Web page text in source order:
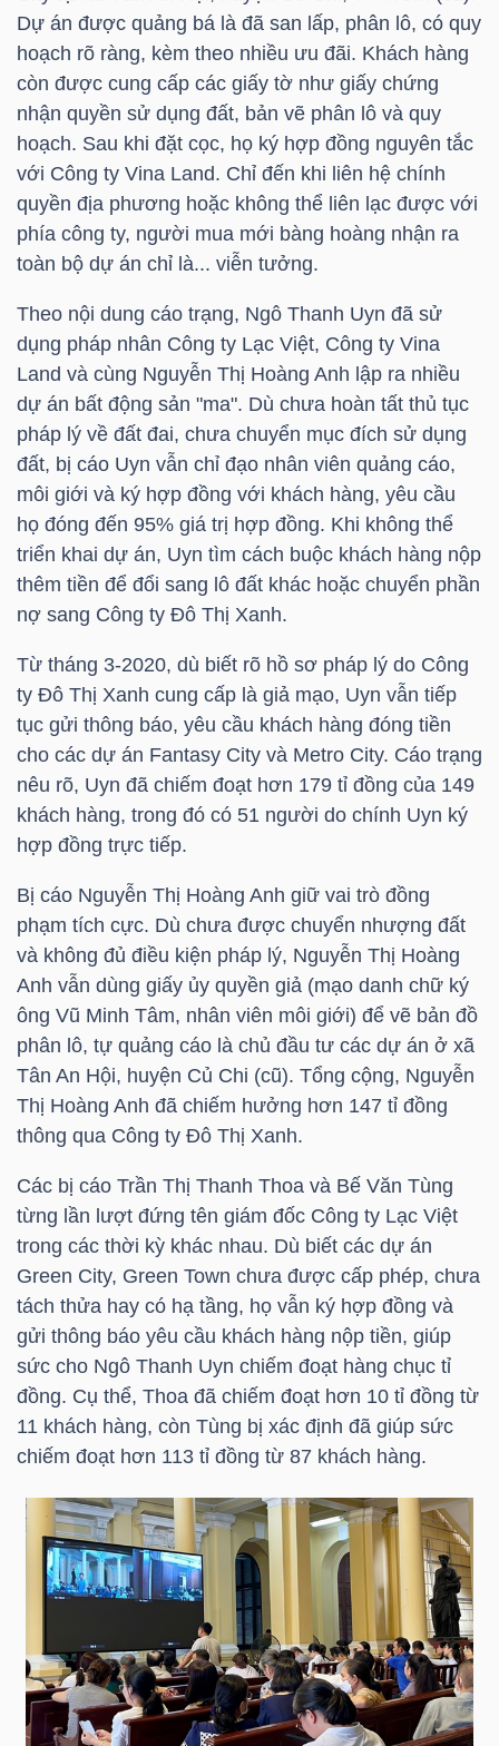
Dự án được quảng bá là đã san lấp, phân lô, có quy
hoạch rõ ràng, kèm theo nhiều ưu đãi. Khách hàng
còn được cung cấp các giấy tờ như giấy chứng
nhận quyền sử dụng đất, bản vẽ phân lô và quy
hoạch. Sau khi đặt cọc, họ ký hợp đồng nguyên tắc
với Công ty Vina Land. Chỉ đến khi liên hệ chính
quyền địa phương hoặc không thể liên lạc được với
phía công ty, người mua mới bàng hoàng nhận ra
toàn bộ dự án chỉ là... viễn tưởng.
Theo nội dung cáo trạng, Ngô Thanh Uyn đã sử
dụng pháp nhân Công ty Lạc Việt, Công ty Vina
Land và cùng Nguyễn Thị Hoàng Anh lập ra nhiều
dự án bất động sản "ma". Dù chưa hoàn tất thủ tục
pháp lý về đất đai, chưa chuyển mục đích sử dụng
đất, bị cáo Uyn vẫn chỉ đạo nhân viên quảng cáo,
môi giới và ký hợp đồng với khách hàng, yêu cầu
họ đóng đến 95% giá trị hợp đồng. Khi không thể
triển khai dự án, Uyn tìm cách buộc khách hàng nộp
thêm tiền để đổi sang lô đất khác hoặc chuyển phần
nợ sang Công ty Đô Thị Xanh.
Từ tháng 3-2020, dù biết rõ hồ sơ pháp lý do Công
ty Đô Thị Xanh cung cấp là giả mạo, Uyn vẫn tiếp
tục gửi thông báo, yêu cầu khách hàng đóng tiền
cho các dự án Fantasy City và Metro City. Cáo trạng
nêu rõ, Uyn đã chiếm đoạt hơn 179 tỉ đồng của 149
khách hàng, trong đó có 51 người do chính Uyn ký
hợp đồng trực tiếp.
Bị cáo Nguyễn Thị Hoàng Anh giữ vai trò đồng
phạm tích cực. Dù chưa được chuyển nhượng đất
và không đủ điều kiện pháp lý, Nguyễn Thị Hoàng
Anh vẫn dùng giấy ủy quyền giả (mạo danh chữ ký
ông Vũ Minh Tâm, nhân viên môi giới) để vẽ bản đồ
phân lô, tự quảng cáo là chủ đầu tư các dự án ở xã
Tân An Hội, huyện Củ Chi (cũ). Tổng cộng, Nguyễn
Thị Hoàng Anh đã chiếm hưởng hơn 147 tỉ đồng
thông qua Công ty Đô Thị Xanh.
Các bị cáo Trần Thị Thanh Thoa và Bế Văn Tùng
từng lần lượt đứng tên giám đốc Công ty Lạc Việt
trong các thời kỳ khác nhau. Dù biết các dự án
Green City, Green Town chưa được cấp phép, chưa
tách thửa hay có hạ tầng, họ vẫn ký hợp đồng và
gửi thông báo yêu cầu khách hàng nộp tiền, giúp
sức cho Ngô Thanh Uyn chiếm đoạt hàng chục tỉ
đồng. Cụ thể, Thoa đã chiếm đoạt hơn 10 tỉ đồng từ
11 khách hàng, còn Tùng bị xác định đã giúp sức
chiếm đoạt hơn 113 tỉ đồng từ 87 khách hàng.
DƯƠNG
CHÍNH
CÁ
NHÂN
PHÂN
TÍCH
VIETSTOCKFINANCE
VĨ
MÔ
NGÀNH
DOANH
NGHIỆP
CỔ
PHIẾU
PHÁI
PHIẾU
CÔNG
CỤ
ĐẦU
TƯ
TRUY
XUẤT
DỮ
LIỆU
Ngành
(-)
VS-